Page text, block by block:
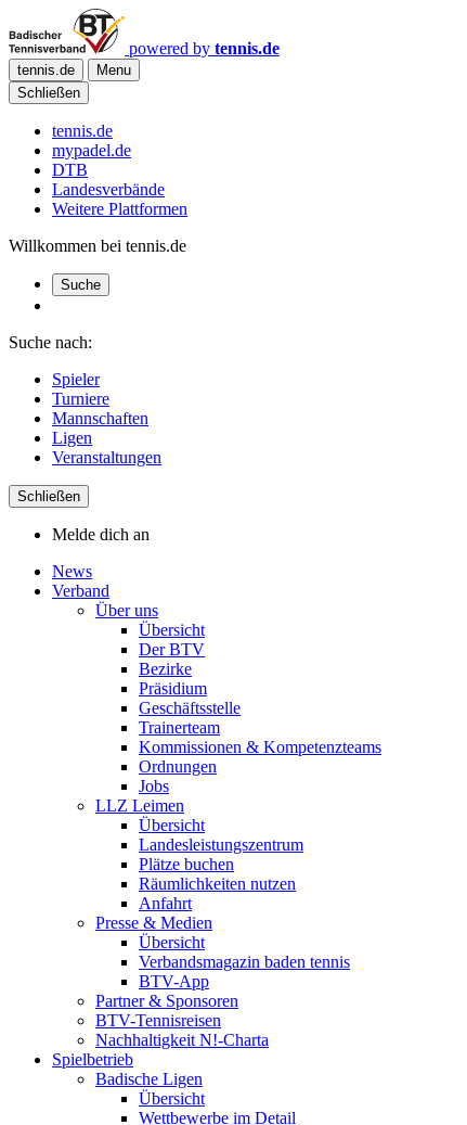
powered by tennis.de
tennis.de
Menu
Schließen
tennis.de
mypadel.de
DTB
Landesverbände
Weitere Plattformen
Willkommen bei tennis.de
Suche
Suche nach:
Spieler
Turniere
Mannschaften
Ligen
Veranstaltungen
Schließen
Melde dich an
News
Verband
Über uns
Übersicht
Der BTV
Bezirke
Präsidium
Geschäftsstelle
Trainerteam
Kommissionen & Kompetenzteams
Ordnungen
Jobs
LLZ Leimen
Übersicht
Landesleistungszentrum
Plätze buchen
Räumlichkeiten nutzen
Anfahrt
Presse & Medien
Übersicht
Verbandsmagazin baden tennis
BTV-App
Partner & Sponsoren
BTV-Tennisreisen
Nachhaltigkeit N!-Charta
Spielbetrieb
Badische Ligen
Übersicht
Wettbewerbe im Detail